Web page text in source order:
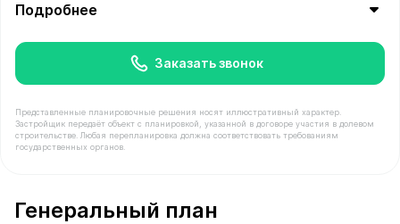
Подробнее
Заказать звонок
Представленные планировочные решения носят иллюстративный характер.
Застройщик передаёт объект с планировкой, указанной в договоре участия в долевом
строительстве. Любая перепланировка должна соответствовать требованиям
государственных органов.
Генеральный план